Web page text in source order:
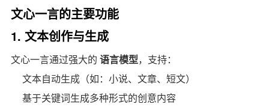
文心一言的主要功能
1. 文本创作与生成
文心一言通过强大的 语言模型，支持：
文本自动生成（如：小说、文章、短文）
基于关键词生成多种形式的创意内容